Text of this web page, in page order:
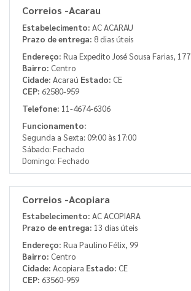
Correios -Acarau
Estabelecimento: AC ACARAU
Prazo de entrega: 8 dias úteis
Endereço: Rua Expedito José Sousa Farias, 177
Bairro: Centro
Cidade: Acaraú Estado: CE
CEP: 62580-959
Telefone: 11-4674-6306
Funcionamento:
Segunda a Sexta: 09:00 às 17:00
Sábado: Fechado
Domingo: Fechado
Correios -Acopiara
Estabelecimento: AC ACOPIARA
Prazo de entrega: 13 dias úteis
Endereço: Rua Paulino Félix, 99
Bairro: Centro
Cidade: Acopiara Estado: CE
CEP: 63560-959